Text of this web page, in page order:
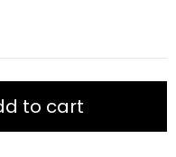
to cart